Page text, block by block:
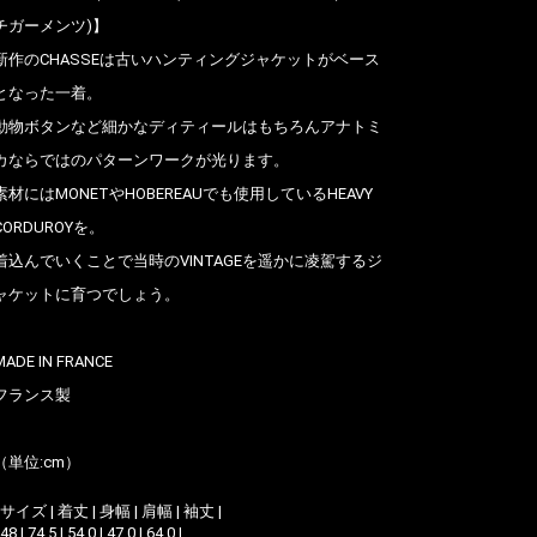
ガーメンツ)】
作のCHASSEは古いハンティングジャケットがベース
なった一着。
物ボタンなど細かなディティールはもちろんアナトミ
ならではのパターンワークが光ります。
材にはMONETやHOBEREAUでも使用しているHEAVY
を。
込んでいくことで当時のVINTAGEを遥かに凌駕するジ
ケットに育つでしょう。
IN FRANCE
ランス製
単位:cm）
イズ | 着丈 | 身幅 | 肩幅 | 袖丈 |
| 74.5 | 54.0 | 47.0 | 64.0 |